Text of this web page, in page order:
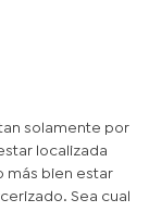
solamente por
localizada
más bien estar
Sea cual